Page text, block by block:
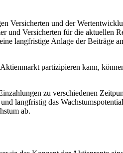
Versicherten und der
und Versicherten für die aktuellen
langfristige Anlage der Beiträge
partizipieren kann,
zu verschiedenen
langfristig das
ab.